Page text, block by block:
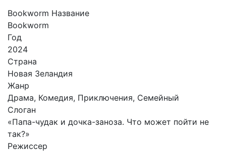
Bookworm Название
Bookworm
Год
2024
Страна
Новая Зеландия
Жанр
Драма, Комедия, Приключения, Семейный
Слоган
«Папа-чудак и дочка-заноза. Что может пойти не
так?»
Режиссер